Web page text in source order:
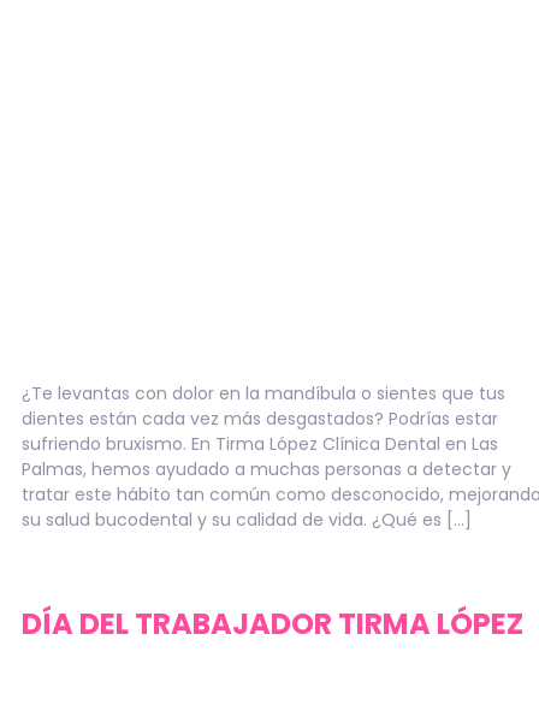
¿Te levantas con dolor en la mandíbula o sientes que tus
dientes están cada vez más desgastados? Podrías estar
sufriendo bruxismo. En Tirma López Clínica Dental en Las
Palmas, hemos ayudado a muchas personas a detectar y
tratar este hábito tan común como desconocido,
su salud bucodental y su calidad de vida. ¿Qué es […]
DÍA DEL TRABAJADOR TIRMA LÓPEZ